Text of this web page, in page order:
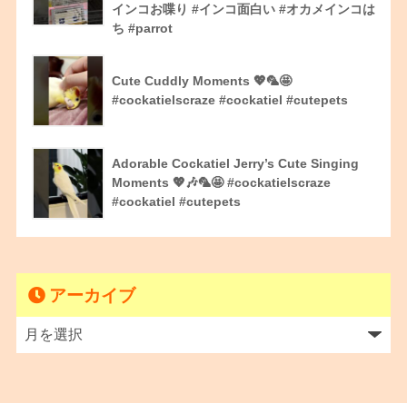
インコお喋り #インコ面白い #オカメインコは
ち #parrot
Cute Cuddly Moments 💖🦜🤩
#cockatielscraze #cockatiel #cutepets
Adorable Cockatiel Jerry’s Cute Singing
Moments 💖🎶🦜🤩 #cockatielscraze
#cockatiel #cutepets
アーカイブ